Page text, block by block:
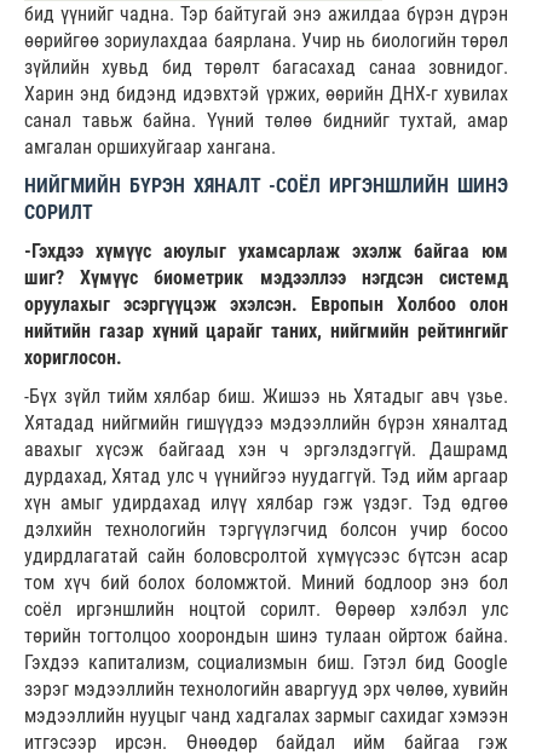
бид үүнийг чадна. Тэр байтугай энэ ажилдаа бүрэн дүрэн
өөрийгөө зориулахдаа баярлана. Учир нь биологийн төрөл
зүйлийн хувьд бид төрөлт багасахад санаа зовнидог.
Харин энд бидэнд идэвхтэй үржих, өөрийн ДНХ-г хувилах
санал тавьж байна. Үүний төлөө биднийг тухтай, амар
амгалан оршихуйгаар хангана.
НИЙГМИЙН БҮРЭН ХЯНАЛТ -СОЁЛ ИРГЭНШЛИЙН ШИНЭ
СОРИЛТ
-Гэхдээ хүмүүс аюулыг ухамсарлаж эхэлж байгаа юм
шиг? Хүмүүс биометрик мэдээллээ нэгдсэн системд
оруулахыг эсэргүүцэж эхэлсэн. Европын Холбоо олон
нийтийн газар хүний царайг таних, нийгмийн рейтингийг
хориглосон.
-Бүх зүйл тийм хялбар биш. Жишээ нь Хятадыг авч үзье.
Хятадад нийгмийн гишүүдээ мэдээллийн бүрэн хяналтад
авахыг хүсэж байгаад хэн ч эргэлздэггүй. Дашрамд
дурдахад, Хятад улс ч үүнийгээ нуудаггүй. Тэд ийм аргаар
хүн амыг удирдахад илүү хялбар гэж үздэг. Тэд өдгөө
дэлхийн технологийн тэргүүлэгчид болсон учир босоо
удирдлагатай сайн боловсролтой хүмүүсээс бүтсэн асар
том хүч бий болох боломжтой. Миний бодлоор энэ бол
соёл иргэншлийн ноцтой сорилт. Өөрөөр хэлбэл улс
төрийн тогтолцоо хоорондын шинэ тулаан ойртож байна.
Гэхдээ капитализм, социализмын биш. Гэтэл бид Google
зэрэг мэдээллийн технологийн аваргууд эрх чөлөө, хувийн
мэдээллийн нууцыг чанд хадгалах зармыг сахидаг хэмээн
итгэсээр ирсэн. Өнөөдөр байдал ийм байгаа гэж